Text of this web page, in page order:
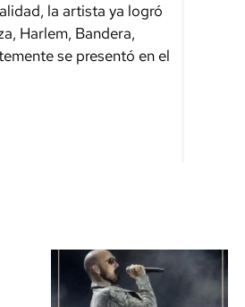
la artista ya logró
Harlem, Bandera,
se presentó en el